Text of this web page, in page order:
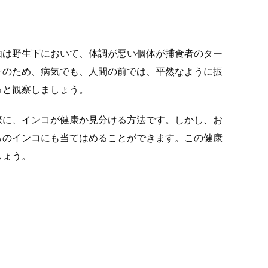
野生下において、 体調が悪い個体が捕食者のター
ため、病気でも、 人間の前では、平然なように振
観察しましょう。
、 インコが健康か見分ける方法です。しかし、お
インコにも当てはめることができます。この健康
う。